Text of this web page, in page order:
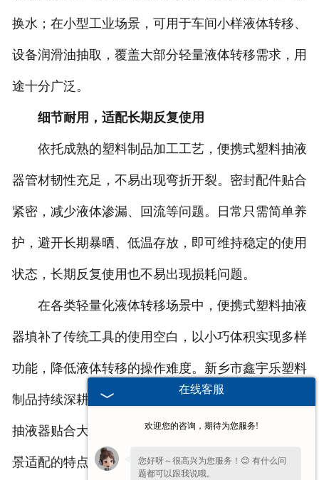
换水；在小型工业场景，可用于车间小样液体转移、
设备润滑油抽取，覆盖大部分轻量液体转移需求，用
途十分广泛。
细节耐用，适配长期反复使用
依托成熟的塑料制品加工工艺，便携式塑料抽液
器管材韧性充足，不易出现弯折开裂。密封配件贴合
紧密，减少液体渗漏、回流等问题。日常只需简单养
护，避开长期暴晒、低温存放，即可维持稳定的使用
状态，长期反复使用也不易出现损耗问题。
在各类轻量化液体转移场景中，便携式塑料抽液
器填补了传统工具的使用空白，以小巧体积实现多样
功能，降低液体转移的操作难度。新乡市鑫宇乐塑料
制品持续深耕塑料配件研发与生产，这款便携式塑料
抽液器贴合大众日常使用需求，凭借灵活便携、多场
景适配的特点，成为各行各业轻量化液体转移的常用
在线客服
欢迎您的咨询，期待为您服务!
您好呀～很高兴为您服务！😊 有什么问
题都可以跟我说哦。